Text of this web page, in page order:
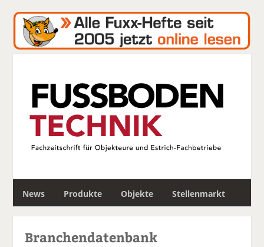
News Produkte Objekte Stellenmarkt
c
Branchendatenbank